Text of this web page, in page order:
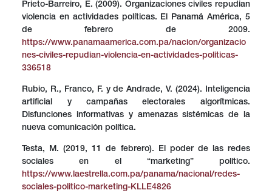
Prieto-Barreiro, E. (2009). Organizaciones civiles repudian
violencia en actividades políticas. El Panamá América, 5
de febrero de 2009.
https://www.panamaamerica.com.pa/nacion/organizacio
nes-civiles-repudian-violencia-en-actividades-politicas-
336518
Rubio, R., Franco, F. y de Andrade, V. (2024). Inteligencia
artificial y campañas electorales algorítmicas.
Disfunciones informativas y amenazas sistémicas de la
nueva comunicación política.
Testa, M. (2019, 11 de febrero). El poder de las redes
sociales en el “marketing” político.
https://www.laestrella.com.pa/panama/nacional/redes-
sociales-politico-marketing-KLLE4826